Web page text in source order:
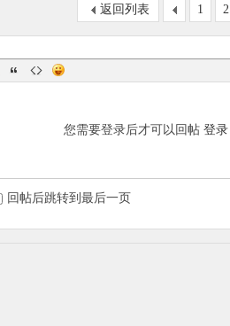
1 2
返回列表
您需要登录后才可以回帖 登录
回帖后跳转到最后一页